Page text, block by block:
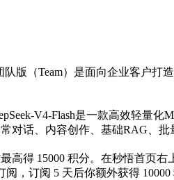
队版（Team）是面向企业客户
V4-Flash是一款高效轻量
对话、内容创作、基础RAG、批
最高得 15000 积分。在秒悟首页
，订阅 5 天后你额外获得 10000